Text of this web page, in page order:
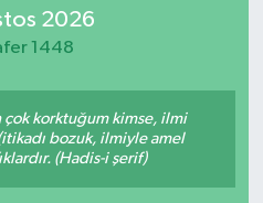
2026
1448
çok korktuğum kimse, ilmi
bozuk, ilmiyle amel
(Hadis-i şerif)